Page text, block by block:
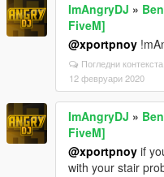
ImAngryDJ »
FiveM]
@xportpnoy
Погледни контекста
12 февруари 2020
ImAngryDJ »
FiveM]
@xportpnoy if
with your stair